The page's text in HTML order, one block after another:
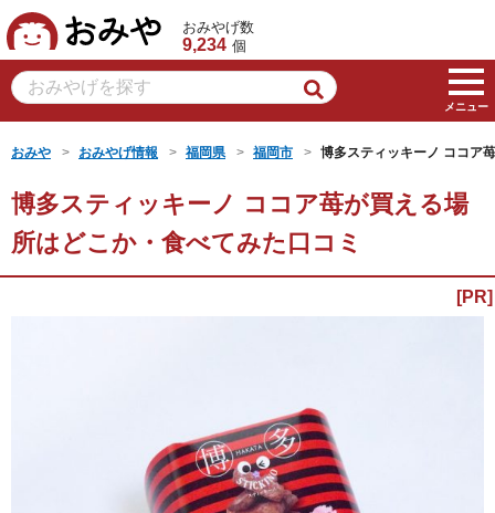
おみや
おみやげ数
9,234 個
メニュー
おみや おみやげ情報 福岡県 福岡市 博多スティッキーノ ココア苺
博多スティッキーノ ココア苺が買える場
所はどこか・食べてみた口コミ